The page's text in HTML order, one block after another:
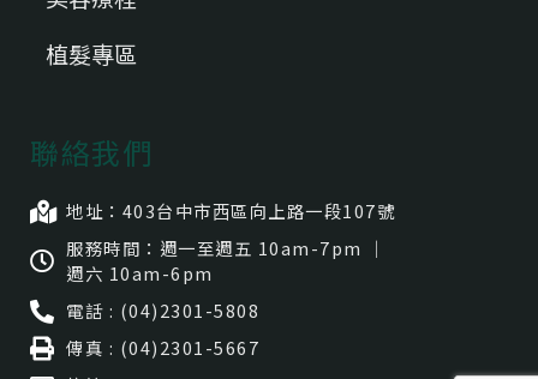
植髮專區
聯絡我們
地址：403台中市⻄區向上路一段107號
服務時間：週一至週五 10am-7pm ｜
週六 10am-6pm
電話 : (04)2301-5808
傳真 : (04)2301-5667